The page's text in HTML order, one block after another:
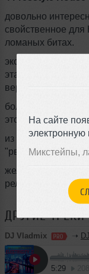
На сайте
электронную
Микстейпы,
довольно
свойственное
ломаных битах.
эта версия
версия этого микса,
более
это очень не
из самых
"рвал" дискотеки
желаю приятного
релизам.
ДРУГИЕ ТРЕКИ
DJ Vladmix ➝
5:29